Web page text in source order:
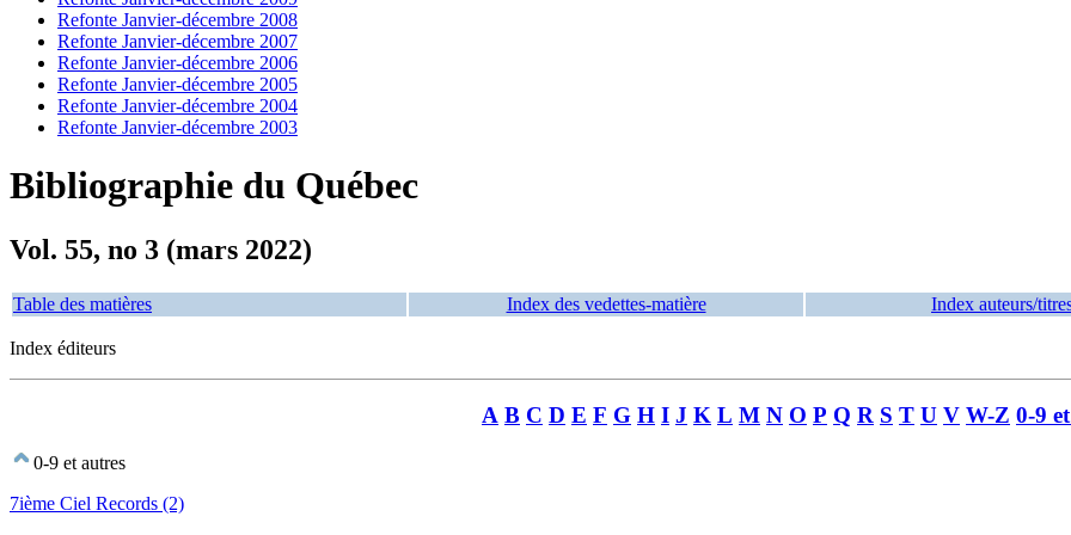
Refonte Janvier-décembre 2008
Refonte Janvier-décembre 2007
Refonte Janvier-décembre 2006
Refonte Janvier-décembre 2005
Refonte Janvier-décembre 2004
Refonte Janvier-décembre 2003
Bibliographie du Québec
Vol. 55, no 3 (mars 2022)
Table des matières Index des vedettes-matière Index auteurs/
Index éditeurs
A B C D E F G H I J K L M N O P Q R S T U V W-Z 0-9
0-9 et autres
7ième Ciel Records (2)